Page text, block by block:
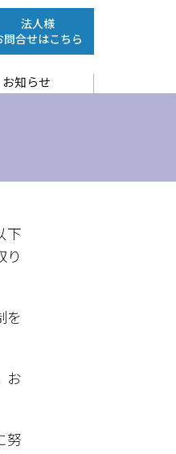
法人様
問合せはこちら
お知らせ
下
り
を
お
努